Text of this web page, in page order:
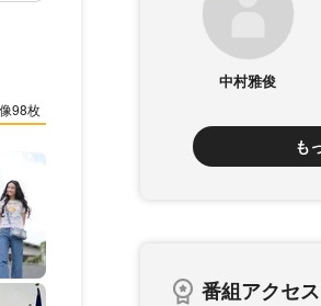
98
中村雅俊
も
番組アクセ